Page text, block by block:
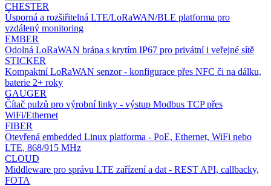
CHESTER
Úsporná a rozšiřitelná LTE/LoRaWAN/BLE platforma pro
vzdálený monitoring
EMBER
Odolná LoRaWAN brána s krytím IP67 pro privátní i veřejné sítě
STICKER
Kompaktní LoRaWAN senzor - konfigurace přes NFC či na dálku,
baterie 2+ roky
GAUGER
Čítač pulzů pro výrobní linky - výstup Modbus TCP přes
WiFi/Ethernet
FIBER
Otevřená embedded Linux platforma - PoE, Ethernet, WiFi nebo
LTE, 868/915 MHz
CLOUD
Middleware pro správu LTE zařízení a dat - REST API, callbacky,
FOTA